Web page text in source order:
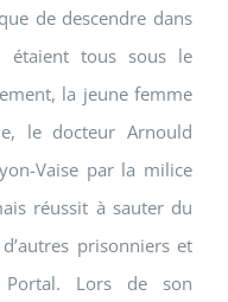
de descendre dans
tous sous le
la jeune femme
le docteur Arnould
Vaise par la milice
réussit à sauter du
prisonniers et
Lors de son